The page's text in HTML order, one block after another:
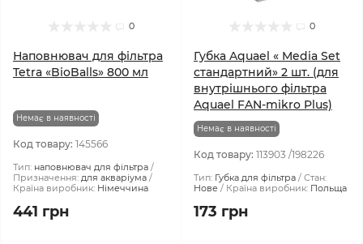
0
Наповнювач для фільтра
Tetra «BioBalls» 800 мл
Немає в наявності
Код товару: 145566
Тип: наповнювач для фільтра
Призначення: для акваріума
Країна виробник: Німеччина
441 грн
0
Губка Aquael « Media Set
стандартний» 2 шт. (для
внутрішнього фільтра
Aquael FAN-mikro Plus)
Немає в наявності
Код товару: 113903 /198226
Тип: Губка для фільтра
Стан:
Нове
Країна виробник: Польща
173 грн